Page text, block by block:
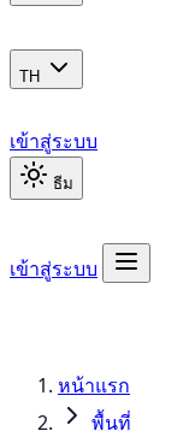
TH
เข้าสู่ระบบ
ธีม
เข้าสู่ระบบ
หน้าแรก
พื้นที่